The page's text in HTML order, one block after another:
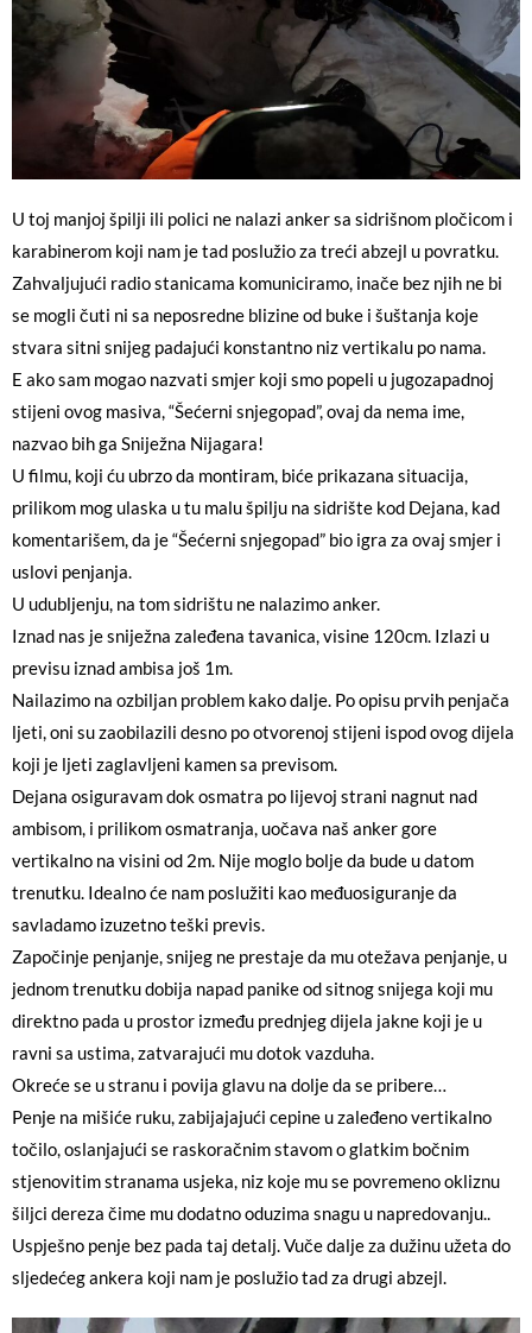
U toj manjoj špilji ili polici ne nalazi anker sa sidrišnom pločicom i
karabinerom koji nam je tad poslužio za treći abzejl u povratku.
Zahvaljujući radio stanicama komuniciramo, inače bez njih ne bi
se mogli čuti ni sa neposredne blizine od buke i šuštanja koje
stvara sitni snijeg padajući konstantno niz vertikalu po nama.
E ako sam mogao nazvati smjer koji smo popeli u jugozapadnoj
stijeni ovog masiva, “Šećerni snjegopad”, ovaj da nema ime,
nazvao bih ga Sniježna Nijagara!
U filmu, koji ću ubrzo da montiram, biće prikazana situacija,
prilikom mog ulaska u tu malu špilju na sidrište kod Dejana, kad
komentarišem, da je “Šećerni snjegopad” bio igra za ovaj smjer i
uslovi penjanja.
U udubljenju, na tom sidrištu ne nalazimo anker.
Iznad nas je sniježna zaleđena tavanica, visine 120cm. Izlazi u
previsu iznad ambisa još 1m.
Nailazimo na ozbiljan problem kako dalje. Po opisu prvih penjača
ljeti, oni su zaobilazili desno po otvorenoj stijeni ispod ovog dijela
koji je ljeti zaglavljeni kamen sa previsom.
Dejana osiguravam dok osmatra po lijevoj strani nagnut nad
ambisom, i prilikom osmatranja, uočava naš anker gore
vertikalno na visini od 2m. Nije moglo bolje da bude u datom
trenutku. Idealno će nam poslužiti kao međuosiguranje da
savladamo izuzetno teški previs.
Započinje penjanje, snijeg ne prestaje da mu otežava penjanje, u
jednom trenutku dobija napad panike od sitnog snijega koji mu
direktno pada u prostor između prednjeg dijela jakne koji je u
ravni sa ustima, zatvarajući mu dotok vazduha.
Okreće se u stranu i povija glavu na dolje da se pribere…
Penje na mišiće ruku, zabijajajući cepine u zaleđeno vertikalno
točilo, oslanjajući se raskoračnim stavom o glatkim bočnim
stjenovitim stranama usjeka, niz koje mu se povremeno okliznu
šiljci dereza čime mu dodatno oduzima snagu u napredovanju..
Uspješno penje bez pada taj detalj. Vuče dalje za dužinu užeta do
sljedećeg ankera koji nam je poslužio tad za drugi abzejl.